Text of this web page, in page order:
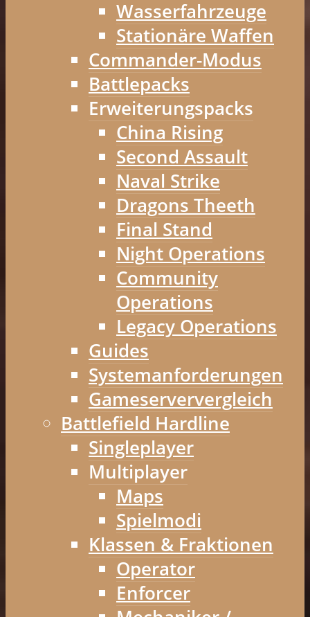
Wasserfahrzeuge
Stationäre Waffen
Commander-Modus
Battlepacks
Erweiterungspacks
China Rising
Second Assault
Naval Strike
Dragons Theeth
Final Stand
Night Operations
Community
Operations
Legacy Operations
Guides
Systemanforderungen
Gameserververgleich
Battlefield Hardline
Singleplayer
Multiplayer
Maps
Spielmodi
Klassen & Fraktionen
Operator
Enforcer